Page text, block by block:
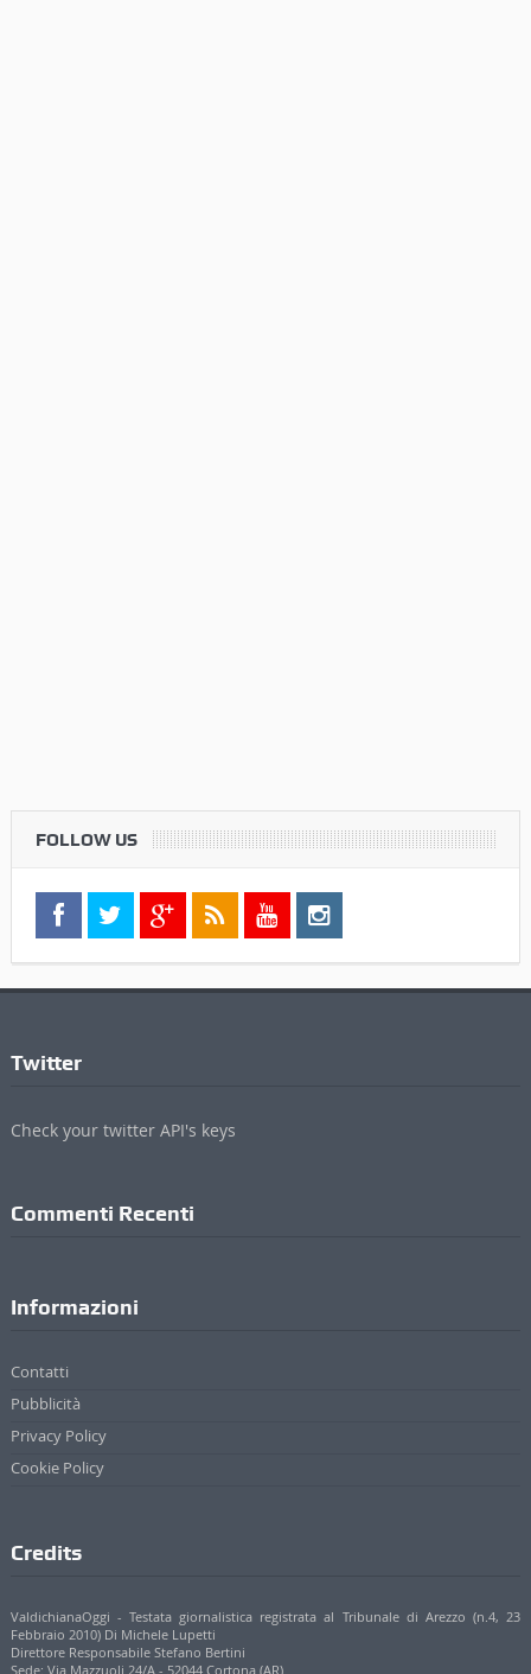
FOLLOW US
Twitter
Check your twitter API's keys
Commenti Recenti
Informazioni
Contatti
Pubblicità
Privacy Policy
Cookie Policy
Credits
ValdichianaOggi - Testata giornalistica registrata al Tribunale di Arezzo (n.4, 23
Febbraio 2010) Di Michele Lupetti
Direttore Responsabile Stefano Bertini
Sede: Via Mazzuoli 24/A - 52044 Cortona (AR)